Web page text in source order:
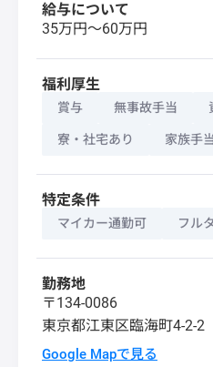
給与について
35万円～60万円
福利厚生
賞与 無事故手当
寮・社宅あり 家族手
特定条件
マイカー通勤可 フル
勤務地
〒134-0086
東京都江東区臨海町4-2-2
Google Mapで見る